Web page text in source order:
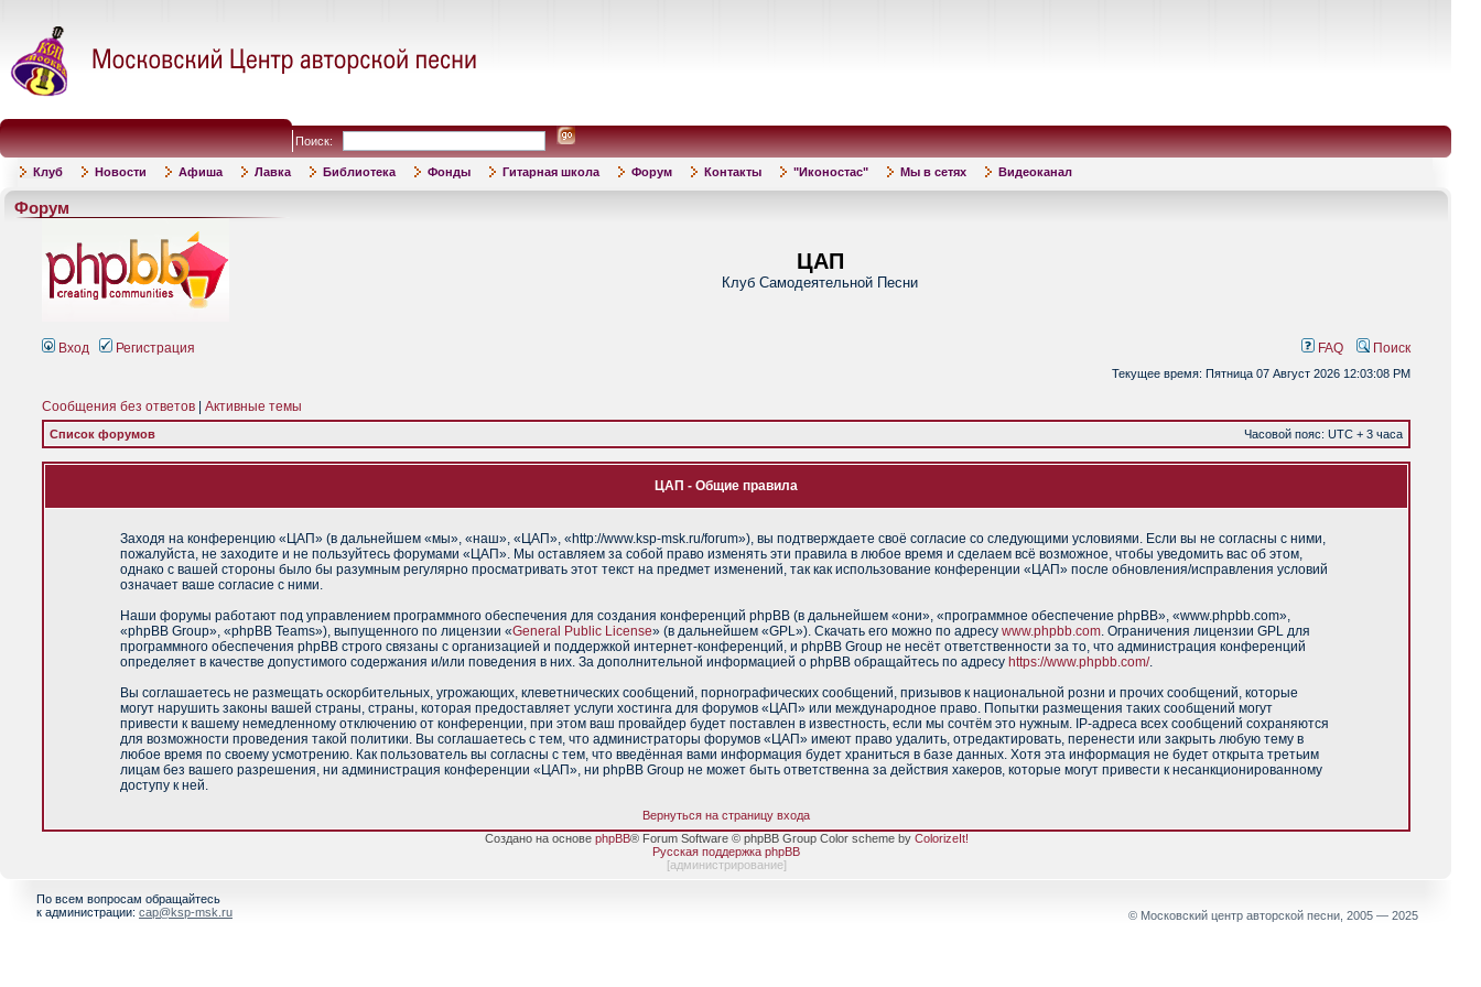
Поиск:
Клуб Новости Афиша Лавка Библиотека Фонды Гитарная школа Форум Контакты "Иконостас" Мы в сетях Видеоканал
Форум
ЦАП
Клуб Самодеятельной Песни
Вход Регистрация FAQ Поиск
Текущее время: Пятница 07 Август 2026 12:03:08 PM
Сообщения без ответов Активные темы
Список форумов Часовой пояс: UTC + 3 часа
ЦАП - Общие правила
Заходя на конференцию «ЦАП» (в дальнейшем «мы», «наш», «ЦАП», «http://www.ksp-msk.ru/forum»), вы подтверждаете своё согласие со следующими условиями. Если вы не согласны с ними,
пожалуйста, не заходите и не пользуйтесь форумами «ЦАП». Мы оставляем за собой право изменять эти правила в любое время и сделаем всё возможное, чтобы уведомить вас об этом,
однако с вашей стороны было бы разумным регулярно просматривать этот текст на предмет изменений, так как использование конференции «ЦАП» после обновления/исправления условий
означает ваше согласие с ними.
Наши форумы работают под управлением программного обеспечения для создания конференций phpBB (в дальнейшем «они», «программное обеспечение phpBB», «www.phpbb.com»,
«phpBB Group», «phpBB Teams»), выпущенного по лицензии «General Public License» (в дальнейшем «GPL»). Скачать его можно по адресу www.phpbb.com. Ограничения лицензии GPL для
программного обеспечения phpBB строго связаны с организацией и поддержкой интернет-конференций, и phpBB Group не несёт ответственности за то, что администрация конференций
определяет в качестве допустимого содержания и/или поведения в них. За дополнительной информацией о phpBB обращайтесь по адресу https://www.phpbb.com/.
Вы соглашаетесь не размещать оскорбительных, угрожающих, клеветнических сообщений, порнографических сообщений, призывов к национальной розни и прочих сообщений, которые
могут нарушить законы вашей страны, страны, которая предоставляет услуги хостинга для форумов «ЦАП» или международное право. Попытки размещения таких сообщений могут
привести к вашему немедленному отключению от конференции, при этом ваш провайдер будет поставлен в известность, если мы сочтём это нужным. IP-адреса всех сообщений сохраняются
для возможности проведения такой политики. Вы соглашаетесь с тем, что администраторы форумов «ЦАП» имеют право удалить, отредактировать, перенести или закрыть любую тему в
любое время по своему усмотрению. Как пользователь вы согласны с тем, что введённая вами информация будет храниться в базе данных. Хотя эта информация не будет открыта третьим
лицам без вашего разрешения, ни администрация конференции «ЦАП», ни phpBB Group не может быть ответственна за действия хакеров, которые могут привести к несанкционированному
доступу к ней.
Вернуться на страницу входа
Создано на основе phpBB® Forum Software © phpBB Group Color scheme by ColorizeIt!
Русская поддержка phpBB
[администрирование]
По всем вопросам обращайтесь
к администрации: cap@ksp-msk.ru © Московский центр авторской песни, 2005 — 2025